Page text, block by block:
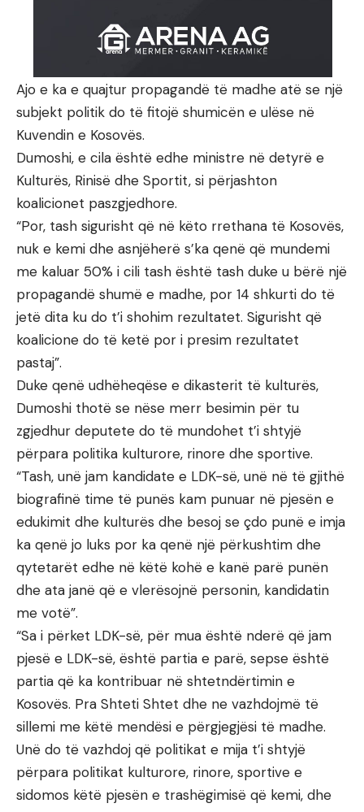
Ajo e ka e quajtur propagandë të madhe atë se një
subjekt politik do të fitojë shumicën e ulëse në
Kuvendin e Kosovës.
Dumoshi, e cila është edhe ministre në detyrë e
Kulturës, Rinisë dhe Sportit, si përjashton
koalicionet paszgjedhore.
“Por, tash sigurisht që në këto rrethana të Kosovës,
nuk e kemi dhe asnjëherë s’ka qenë që mundemi
me kaluar 50% i cili tash është tash duke u bërë një
propagandë shumë e madhe, por 14 shkurti do të
jetë dita ku do t’i shohim rezultatet. Sigurisht që
koalicione do të ketë por i presim rezultatet
pastaj”.
Duke qenë udhëheqëse e dikasterit të kulturës,
Dumoshi thotë se nëse merr besimin për tu
zgjedhur deputete do të mundohet t’i shtyjë
përpara politika kulturore, rinore dhe sportive.
“Tash, unë jam kandidate e LDK-së, unë në të gjithë
biografinë time të punës kam punuar në pjesën e
edukimit dhe kulturës dhe besoj se çdo punë e imja
ka qenë jo luks por ka qenë një përkushtim dhe
qytetarët edhe në këtë kohë e kanë parë punën
dhe ata janë që e vlerësojnë personin, kandidatin
me votë”.
“Sa i përket LDK-së, për mua është nderë që jam
pjesë e LDK-së, është partia e parë, sepse është
partia që ka kontribuar në shtetndërtimin e
Kosovës. Pra Shteti Shtet dhe ne vazhdojmë të
sillemi me këtë mendësi e përgjegjësi të madhe.
Unë do të vazhdoj që politikat e mija t’i shtyjë
përpara politikat kulturore, rinore, sportive e
sidomos këtë pjesën e trashëgimisë që kemi, dhe